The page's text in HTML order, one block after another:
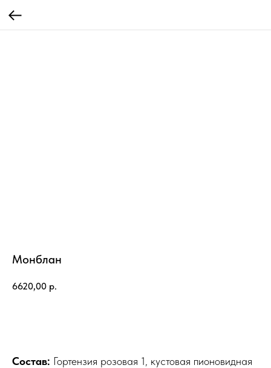
Монблан
6620,00 р.
Состав: Гортензия розовая 1, кустовая пионовидная